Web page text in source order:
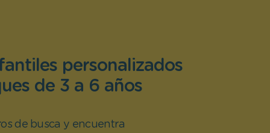
Todos nuestros productos
Regalos para peques
Vuelta al cole
Nuestro Blog
personalizados
de 3 a 6 años
de busca y encuentra